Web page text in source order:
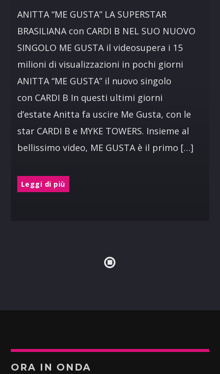
ANITTA “ME GUSTA” LA SUPERSTAR
BRASILIANA con CARDI B NEL SUO NUOVO
SINGOLO ME GUSTA il videosupera i 15
milioni di visualizzazioni in pochi giorni
ANITTA “ME GUSTA” il nuovo singolo
con CARDI B In questi ultimi giorni
d’estate Anitta fa uscire Me Gusta, con le
star CARDI B e MYKE TOWERS. Insieme al
bellissimo video, ME GUSTA è il primo […]
Leggi di più
ORA IN ONDA